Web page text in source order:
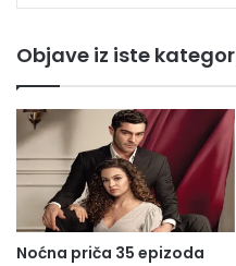
Objave iz iste
Noćna priča 35 epizoda